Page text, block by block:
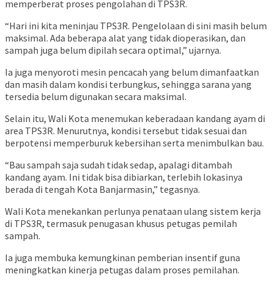
memperberat proses pengolahan di TPS3R.
“Hari ini kita meninjau TPS3R. Pengelolaan di sini masih belum
maksimal. Ada beberapa alat yang tidak dioperasikan, dan
sampah juga belum dipilah secara optimal,” ujarnya.
Ia juga menyoroti mesin pencacah yang belum dimanfaatkan
dan masih dalam kondisi terbungkus, sehingga sarana yang
tersedia belum digunakan secara maksimal.
Selain itu, Wali Kota menemukan keberadaan kandang ayam di
area TPS3R. Menurutnya, kondisi tersebut tidak sesuai dan
berpotensi memperburuk kebersihan serta menimbulkan bau.
“Bau sampah saja sudah tidak sedap, apalagi ditambah
kandang ayam. Ini tidak bisa dibiarkan, terlebih lokasinya
berada di tengah Kota Banjarmasin,” tegasnya.
Wali Kota menekankan perlunya penataan ulang sistem kerja
di TPS3R, termasuk penugasan khusus petugas pemilah
sampah.
Ia juga membuka kemungkinan pemberian insentif guna
meningkatkan kinerja petugas dalam proses pemilahan.